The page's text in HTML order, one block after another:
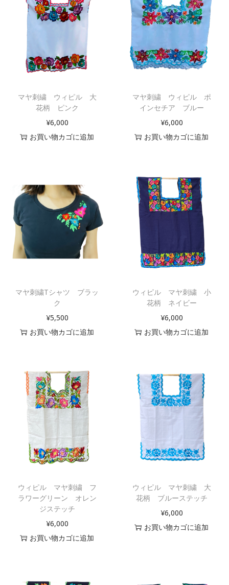
マヤ刺繍 ウィピル 大
花柄 ピンク
¥6,000
お買い物カゴに追加
マヤ刺繍 ウィピル ポ
インセチア ブルー
¥6,000
お買い物カゴに追加
マヤ刺繍Tシャツ ブラッ
ク
¥5,500
お買い物カゴに追加
ウィピル マヤ刺繍 小
花柄 ネイビー
¥6,000
お買い物カゴに追加
ウィピル マヤ刺繍 フ
ラワーグリーン オレン
ジステッチ
¥6,000
お買い物カゴに追加
ウィピル マヤ刺繍 大
花柄 ブルーステッチ
¥6,000
お買い物カゴに追加